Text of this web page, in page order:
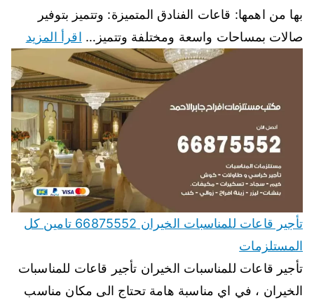
بها من اهمها: قاعات الفنادق المتميزة: وتتميز بتوفير
صالات بمساحات واسعة ومختلفة وتتميز… اقرأ المزيد
تأجير قاعات للمناسبات الخيران 66875552 تامين كل
المستلزمات
تأجير قاعات للمناسبات الخيران تأجير قاعات للمناسبات
الخيران ، في اي مناسبة هامة تحتاج الى مكان مناسب